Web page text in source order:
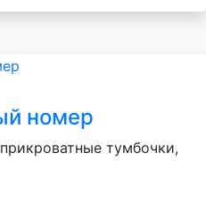
номер
тумбочки,